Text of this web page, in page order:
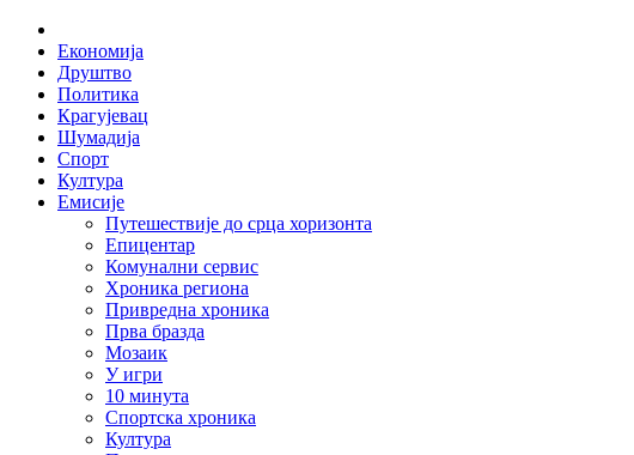
Skip
content
Економија
Друштво
Политика
Крагујевац
Шумадија
Спорт
Култура
Емисије
Путешествије до срца хоризонта
Епицентар
Комунални сервис
Хроника региона
Привредна хроника
Прва бразда
Мозаик
У игри
10 минута
Спортска хроника
Култура